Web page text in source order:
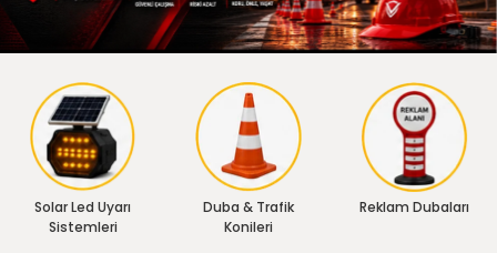
Solar Led Uyarı
Sistemleri
Duba & Trafik
Konileri
Reklam Dubaları